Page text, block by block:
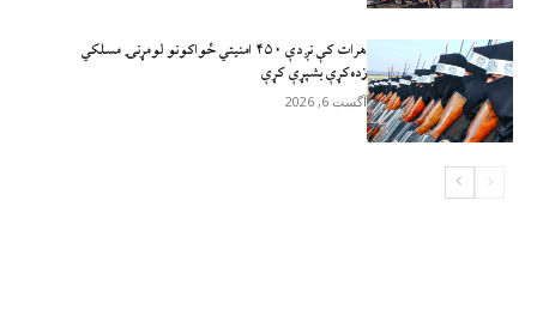
هرات کې نږدې ۴۵۰ امنيتي ځواکونو لومړنۍ مسلکي
زده‌کړې بشپړې کړې
آگست 6, 2026